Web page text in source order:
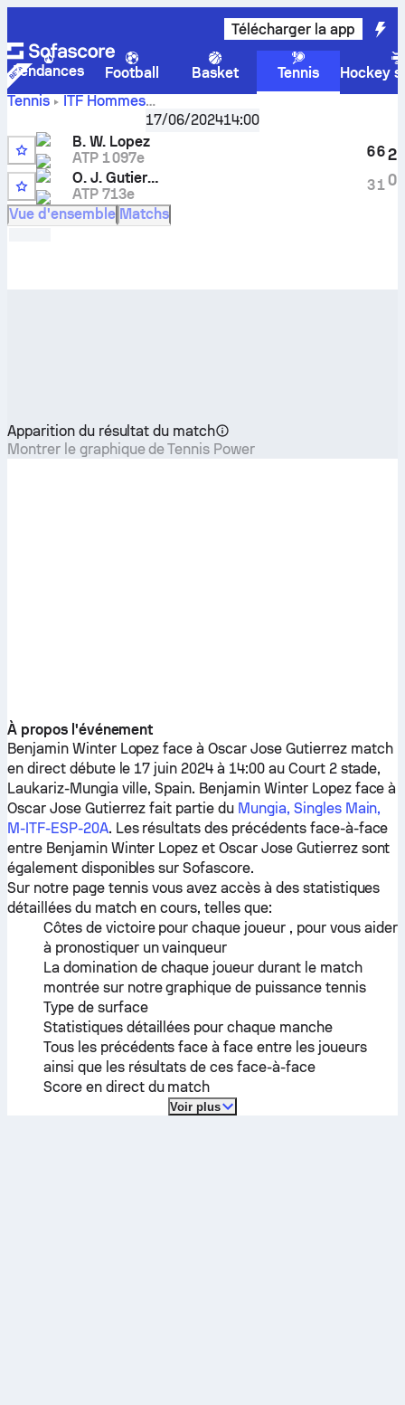
Télécharger la app
Tendances Football Basket Tennis
Hockey
Tennis
ITF Hommes
Mungia, Singles Main, M-ITF-ESP-20A
Score en direct
Gutierrez
et résultats des face à face
17/06/202414:00
B. W. Lopez
ATP 1 097e
O. J. Gutierrez
ATP 713e
6
3
6
1
2
0
Vue d'ensemble Matchs
Apparition du résultat du match
Montrer le graphique de Tennis Power
À propos l'événement
Benjamin Winter Lopez face àOscar Jose Gutierrezmatch
en direct débute le 17 juin 2024 à 14:00 au Court 2 stade,
Laukariz-Mungia ville, Spain. Benjamin Winter Lopezface à
Oscar Jose Gutierrez fait partie du Mungia, Singles Main,
M-ITF-ESP-20A. Les résultats des précédents face-à-face
entre Benjamin Winter Lopez etOscar Jose Gutierrezsont
également disponibles sur Sofascore.
Sur notre page tennis vous avez accès à des statistiques
détaillées du match en cours, telles que:
Côtes de victoire pour chaque joueur , pour vous aider
à pronostiquer un vainqueur
La domination de chaque joueur durant le match
montrée sur notre graphique de puissance tennis
Type de surface
Statistiques détaillées pour chaque manche
Tous les précédents face à face entre les joueurs
ainsi que les résultats de ces face-à-face
Score en direct du match
Voir plus